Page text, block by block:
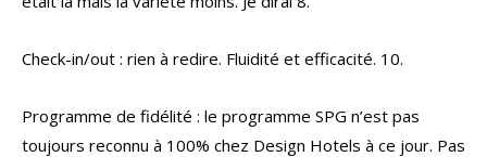
Check-in/out : rien à redire. Fluidité et efficacité. 10.
Programme de fidélité : le programme SPG n’est pas
toujours reconnu à 100% chez Design Hotels à ce jour. Pas